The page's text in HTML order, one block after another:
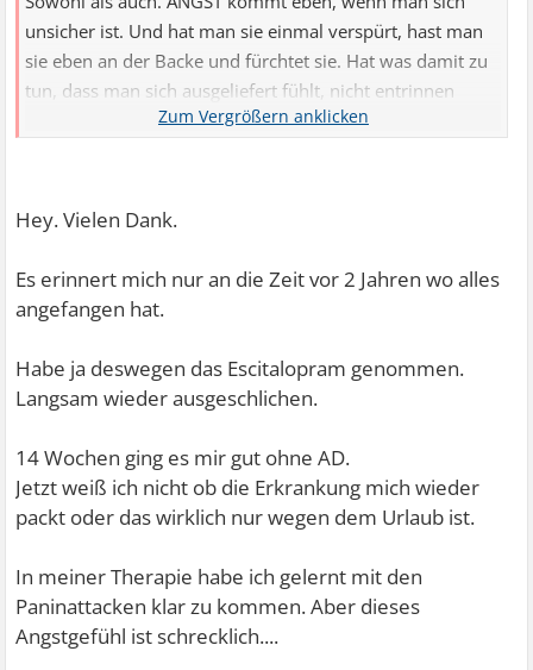
unsicher ist. Und hat man sie einmal verspürt, hast man
sie eben an der Backe und fürchtet sie. Hat was damit zu
tun, dass man sich ausgeliefert fühlt, nicht entrinnen
muss nicht alles können. Ich entscheide.
Urlaub, man bucht, freut sich, Tag x kommt, alles Mist.
Alles schei.. Also, nix neues, Tavor einpacken, so für alle
Fälle. Dann Augen zu und durch. Ist ja Urlaub, keine
Hinrichtung. Wobei, fühlt sich eher nach Hinrichtung an,
wenn man mal wieder das Kopfkino zulässt. Meine
Strategie, irgendwie komm ich immer heim und Kopfkino
ausschalten.
Also, Macke hin oder her, kannst zuhause Panik schieben,
oder im Urlaub oder gar nicht. Erzähl uns anschliessend,
wie es war. Bestimmt besser, als erwartet. Ist meistens
so.
Übrigens, ich bin seit vielen Jahren jetzt Panikattackenfrei.
Hey. Vielen Dank.
Es erinnert mich nur an die Zeit vor 2 Jahren wo alles
angefangen hat.
Habe ja deswegen das Escitalopram genommen.
Langsam wieder ausgeschlichen.
14 Wochen ging es mir gut ohne AD.
Jetzt weiß ich nicht ob die Erkrankung mich wieder
packt oder das wirklich nur wegen dem Urlaub ist.
In meiner Therapie habe ich gelernt mit den
Paninattacken klar zu kommen. Aber dieses
Angstgefühl ist schrecklich....